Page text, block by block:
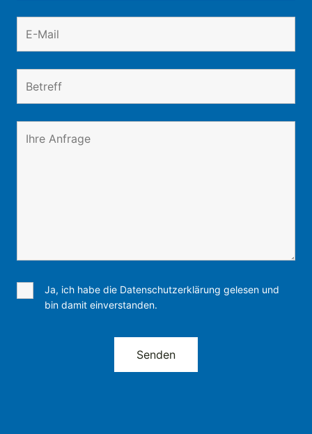
Ja, ich habe die Datenschutzerklärung gelesen und
bin damit einverstanden.